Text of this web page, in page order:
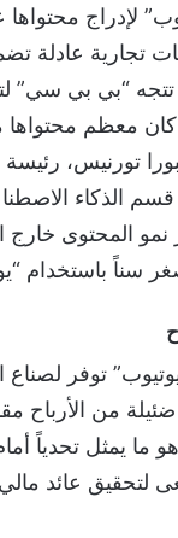
لإدراج
تجارية عادلة
تتجه “بي بي سي”
كان معظم محتواها
تورنيس،
الذكاء
المحتوى خارج
سناً باستخدام
توفر
من الأرباح
ما يمثل تحدياً
لتحقيق عائد